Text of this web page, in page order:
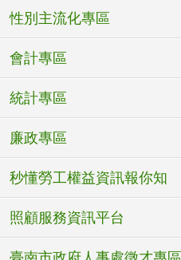
性別主流化專區
會計專區
統計專區
廉政專區
秒懂勞工權益資訊報你知
照顧服務資訊平台